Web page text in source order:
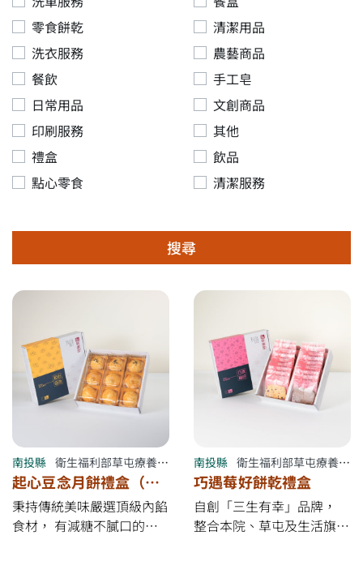
零食餅乾
清潔用品
洗衣服務
農藝商品
餐飲
手工皂
日常用品
文創商品
印刷服務
其他
禮盒
飲品
點心零食
清潔服務
搜尋
南投縣 衛生福利部草屯療養院附設南投縣草讚屋庇護商店
起心豆念月餅禮盒（小
月餅組合/大月餅組合）
秉持傳統美味嚴選頂級內餡
食材， 有減糖不膩口的紅
南投縣 衛生福利部草屯療養院附設南投縣草讚屋庇護商店
巧遇莓好餅乾禮盒
自創「三生有幸」品牌，
整合本院、草屯及生活旗艦